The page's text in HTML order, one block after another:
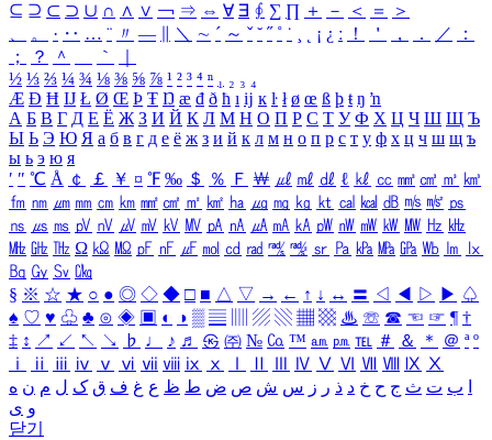
⊆ ⊇ ⊂ ⊃ ∪ ∩ ∧ ∨ ￢ ⇒ ⇔ ∀ ∃ ∮ ∑ ∏ ＋ － ＜ ＝
＞
、
。 · ‥ … ¨ 〃 ― ＼ ∼ ´ ～ ˇ ˘ ˝ ˚ ˙ ¸ ¡ ¿ ː ！ ＇ ， ． ／
：
；
？ ＾ ｀
½ ⅓ ⅔ ¼ ¾ ⅛ ⅜ ⅝ ⅞ ¹ ² ³ ⁴ ⁿ ₁ ₂ ₃ ₄
Æ Ð Ħ Ĳ Ł Ø Œ Þ Ŧ Ŋ æ đ ð ħ ı ĳ ĸ ŀ ł ø œ ß þ ŧ ŋ ŉ
А Б В Г Д Е Ё Ж З И Й К Л М Н О П Р С Т У Ф Х Ц Ч Ш Щ Ъ
Ы Ь Э Ю Я а б в г д е ё ж з и й к л м н о п р с т у ф х ц ч ш щ ъ
ы ь э ю я
′ ″ ℃ Å ￠ ￡ ￥ ¤ ℉ ‰ ＄ ％ Ｆ ￦ ㎕ ㎖ ㎗ ℓ ㎘ ㏄ ㎣ ㎤ ㎥ ㎦
㎙ ㎚ ㎛ ㎜ ㎝ ㎞ ㎟ ㎠ ㎡ ㎢ ㏊ ㎍ ㎎ ㎏ ㏏ ㎈ ㎉ ㏈ ㎧ ㎨ ㎰
㎱ ㎲ ㎳ ㎴ ㎵ ㎶ ㎷ ㎸ ㎹ ㎀ ㎁ ㎂ ㎃ ㎄ ㎺ ㎻ ㎽ ㎾ ㎿ ㎐ ㎑
㎒ ㎓ ㎔ Ω ㏀ ㏁ ㎊ ㎋ ㎌ ㏖ ㏅ ㎭ ㎮ ㎯ ㏛ ㎩ ㎪ ㎫ ㎬ ㏝ ㏐
㏓
㏃ ㏉ ㏜ ㏆
§ ※ ☆ ★ ○ ● ◎ ◇ ◆ □ ■ △ ▽ → ← ↑ ↓ ↔ 〓 ◁ ◀ ▷ ▶ ♤
♠ ♡ ♥ ♧ ♣ ⊙ ◈ ▣ ◐ ◑ ▒ ▤ ▨ ▧ ▦ ▩ ♨ ☏ ☎ ☜ ☞ ¶ †
‡ ↕ ↗ ↙ ↖ ↘ ♭ ♩ ♪ ♬ ㉿ ㈜ № ㏇ ™ ㏂ ㏘ ℡ ＃ ＆ ＊ ＠ ª º
ⅰ
ⅱ ⅲ ⅳ ⅴ ⅵ ⅶ ⅷ ⅸ ⅹ Ⅳ Ⅴ Ⅵ Ⅶ Ⅷ Ⅸ Ⅹ
ب ت ث ج ح خ د ذ ر ز س ش ص ض ط ظ ع غ ف ق ک ل م ن ه
و ی
닫기